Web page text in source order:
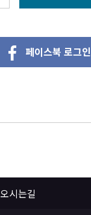
페이스북 로그인
오시는길